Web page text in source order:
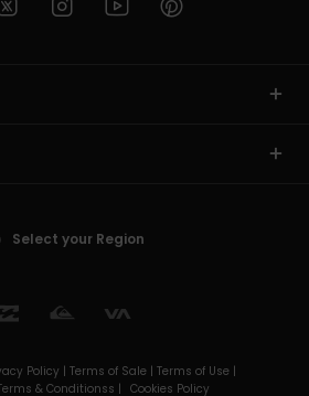
Select your Region
Policy | Terms of Sale | Terms of Use |
& Conditionss | Cookies Policy